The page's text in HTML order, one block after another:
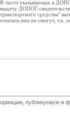
В части указываемых в
выдачу ДОПОГ-
транспортного средства"
отказать вам не смогут, т.к.
публикуемую